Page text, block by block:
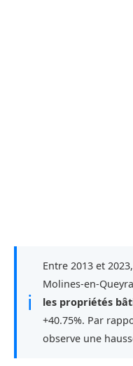
ℹ
Entre 2013 et
Molines-en-
les propriétés
+40.75%. Par
observe une